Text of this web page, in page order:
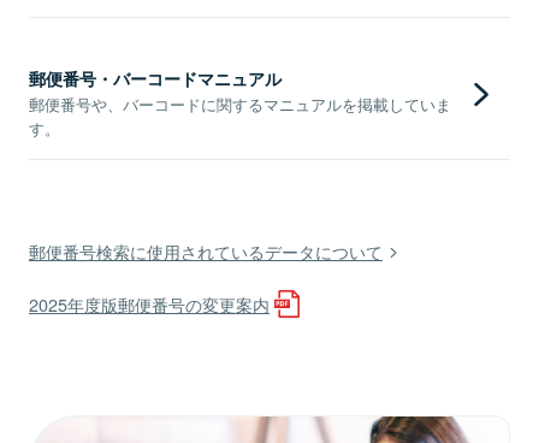
郵便番号・バーコードマニュアル
郵便番号や、バーコードに関するマニュアルを掲載していま
す。
郵便番号検索に使用されているデータについて
2025年度版郵便番号の変更案内